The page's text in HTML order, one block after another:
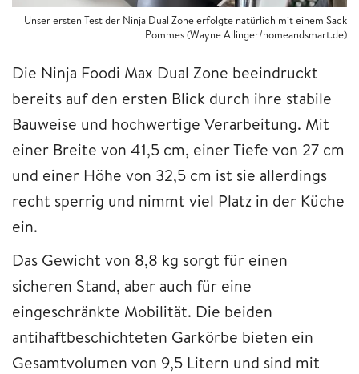
Unser ersten Test der Ninja Dual Zone erfolgte natürlich mit einem Sack
Pommes (Wayne Allinger/homeandsmart.de)
Die Ninja Foodi Max Dual Zone beeindruckt
bereits auf den ersten Blick durch ihre stabile
Bauweise und hochwertige Verarbeitung. Mit
einer Breite von 41,5 cm, einer Tiefe von 27 cm
und einer Höhe von 32,5 cm ist sie allerdings
recht sperrig und nimmt viel Platz in der Küche
ein.
Das Gewicht von 8,8 kg sorgt für einen
sicheren Stand, aber auch für eine
eingeschränkte Mobilität. Die beiden
antihaftbeschichteten Garkörbe bieten ein
Gesamtvolumen von 9,5 Litern und sind mit